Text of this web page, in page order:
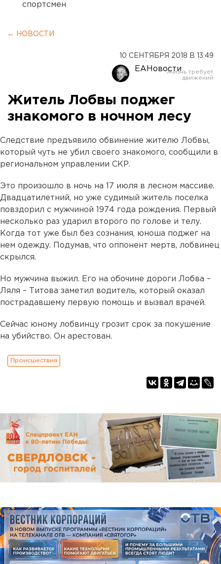
спортсмен
← НОВОСТИ
10 СЕНТЯБРЯ 2018 В 13:49
ЕАНовости
Житель Лобвы поджег
знакомого в ночном лесу
Следствие предъявило обвинение жителю Лобвы,
который чуть не убил своего знакомого, сообщили в
региональном управлении СКР.
Это произошло в ночь на 17 июля в лесном массиве.
Двадцатилетний, но уже судимый житель поселка
повздорил с мужчиной 1974 года рождения. Первый
несколько раз ударил второго по голове и телу.
Когда тот уже был без сознания, юноша поджег на
нем одежду. Подумав, что оппонент мертв, лобвинец
скрылся.
Но мужчина выжил. Его на обочине дороги Лобва –
Ляля – Титова заметил водитель, который оказал
пострадавшему первую помощь и вызвал врачей.
Сейчас юному лобвинцу грозит срок за покушение
на убийство. Он арестован.
Происшествия